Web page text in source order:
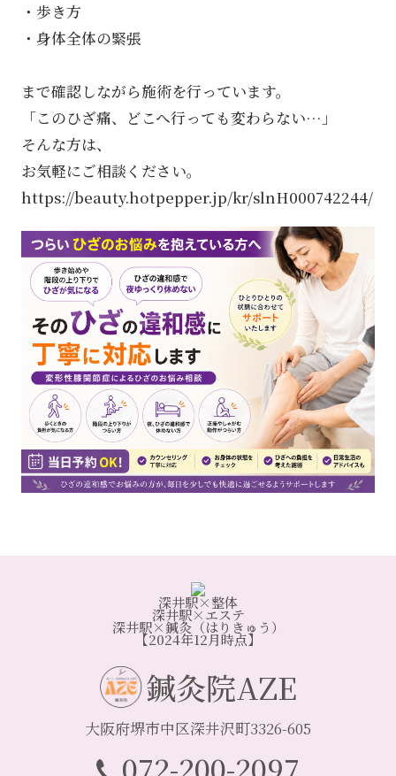
・歩き方
・身体全体の緊張
まで確認しながら施術を行っています。
「このひざ痛、どこへ行っても変わらない…」
そんな方は、
お気軽にご相談ください。
https://beauty.hotpepper.jp/kr/slnH000742244/
深井駅×整体
深井駅×エステ
深井駅×鍼灸（はりきゅう）
【2024年12月時点】
鍼灸院AZE
大阪府堺市中区深井沢町3326-605